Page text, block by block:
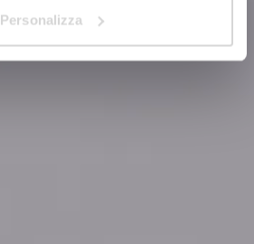
Personalizza